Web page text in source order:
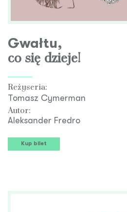
Gwałtu,
co się dzieje!
Reżyseria:
Tomasz Cymerman
Autor:
Aleksander Fredro
Kup bilet